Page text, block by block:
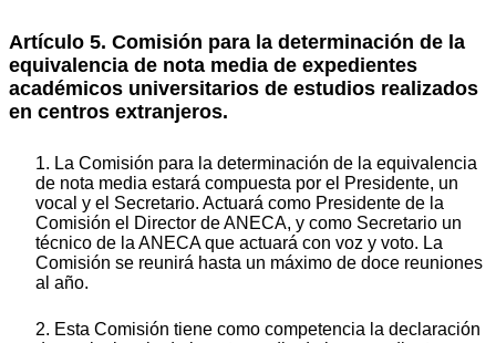
Artículo 5. Comisión para la determinación de la
equivalencia de nota media de expedientes
académicos universitarios de estudios realizados
en centros extranjeros.
1. La Comisión para la determinación de la equivalencia
de nota media estará compuesta por el Presidente, un
vocal y el Secretario. Actuará como Presidente de la
Comisión el Director de ANECA, y como Secretario un
técnico de la ANECA que actuará con voz y voto. La
Comisión se reunirá hasta un máximo de doce reuniones
al año.
2. Esta Comisión tiene como competencia la declaración